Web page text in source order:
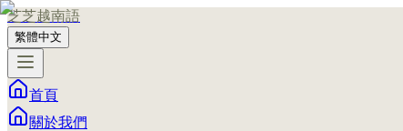
芝芝越南語
繁體中文
首頁
關於我們